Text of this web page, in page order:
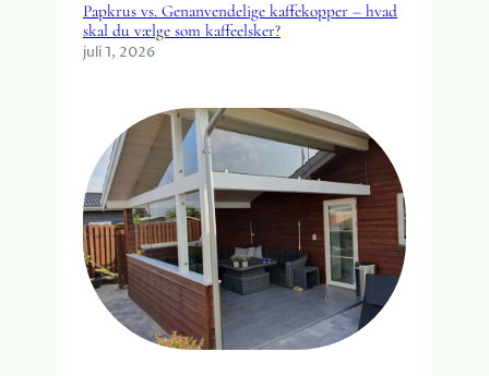
Papkrus vs. Genanvendelige kaffekopper – hvad
skal du vælge som kaffeelsker?
juli 1, 2026